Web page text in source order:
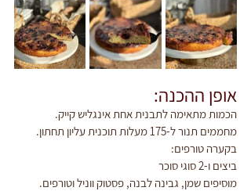
אופן ההכנה:
הכמות מתאימה לתבנית אחת אינגליש קייק.
מחממים תנור ל-175 מעלות תוכנית עליון תחתון.
בקערה טורפים:
ביצים ו-2 סוגי סוכר
מוסיפים שמן, גבינה לבנה, פסטוק ווניל וטורפים.